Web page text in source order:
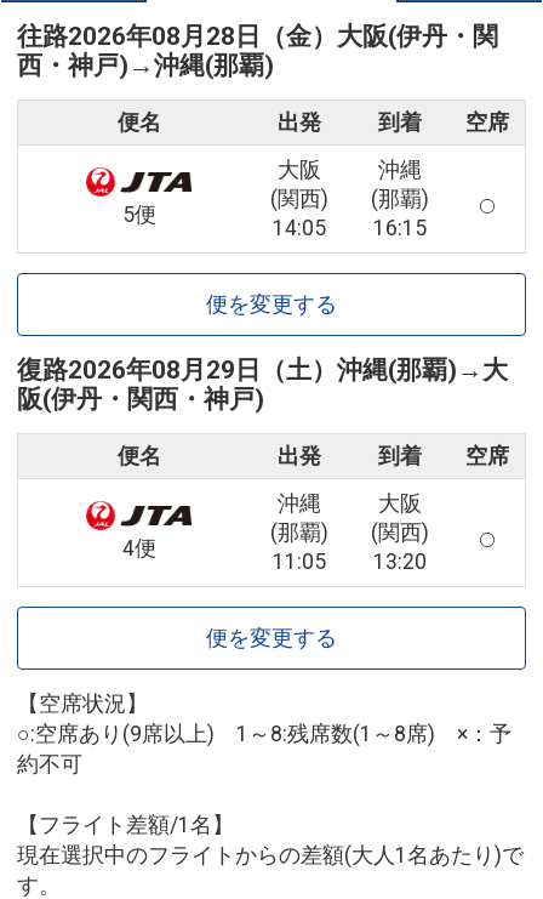
往路2026年08月28日（金） 大阪(伊丹・関
西・神戸) →沖縄(那覇)
便名 出発 到着 空席
5便
大阪
(関西)
14:05
沖縄
(那覇)
16:15
便を変更する
復路2026年08月29日（土） 沖縄(那覇) → 大
阪(伊丹・関西・神戸)
便名 出発 到着 空席
4便
沖縄
(那覇)
11:05
大阪
(関西)
13:20
便を変更する
【空席状況】
○:空席あり(9席以上) 1～8:残席数(1～8席) ×：予
約不可
【フライト差額/1名】
現在選択中のフライトからの差額(大人1名あたり)で
す。